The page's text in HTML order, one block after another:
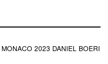
2023 DANIEL BOERI